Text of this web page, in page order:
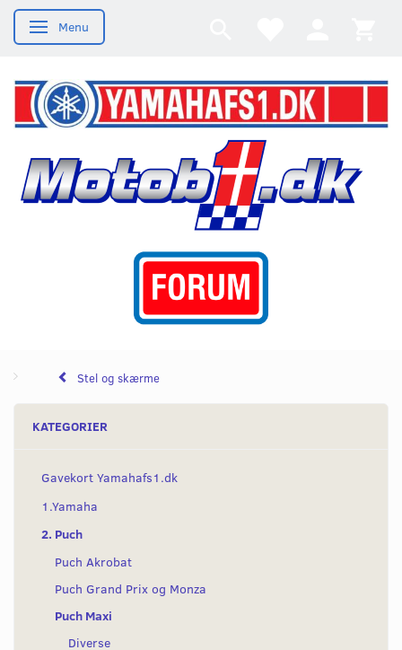
Skifte navigation
Menu
Stel og skærme
KATEGORIER
Gavekort Yamahafs1.dk
1.Yamaha
2. Puch
Puch Akrobat
Puch Grand Prix og Monza
Puch Maxi
Diverse